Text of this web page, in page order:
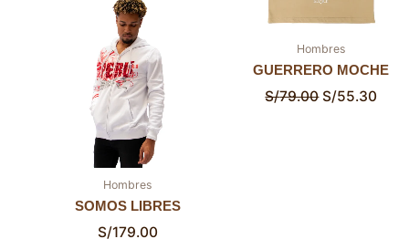
Hombres
SOMOS LIBRES
S/179.00
Hombres
GUERRERO MOCHE
S/79.00 S/55.30